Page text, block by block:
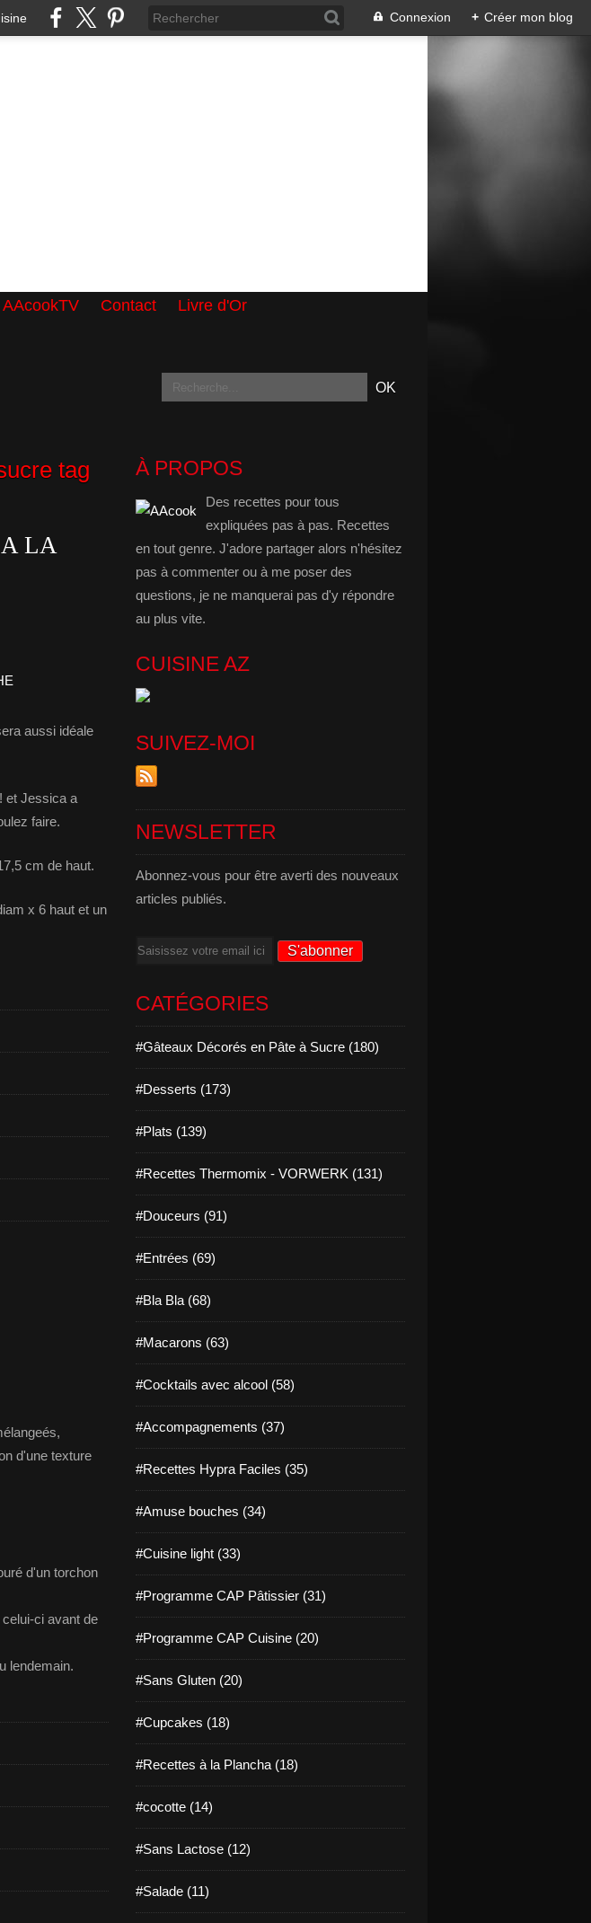
Connexion + Créer mon blog
AAcookTV Contact
Livre d'Or
tag
LA
aussi idéale
et Jessica a
faire.
cm de haut.
x 6 haut et un
d'une texture
d'un torchon
ci avant de
lendemain.
À PROPOS
Des recettes pour tous
expliquées pas à pas. Recettes
en tout genre. J'adore partager alors n'hésitez
pas à commenter ou à me poser des
questions, je ne manquerai pas d'y répondre
au plus vite.
CUISINE AZ
SUIVEZ-MOI
NEWSLETTER
Abonnez-vous pour être averti des nouveaux
articles publiés.
Email
CATÉGORIES
#Gâteaux Décorés en Pâte à Sucre (180)
#Desserts (173)
#Plats (139)
#Recettes Thermomix - VORWERK (131)
#Douceurs (91)
#Entrées (69)
#Bla Bla (68)
#Macarons (63)
#Cocktails avec alcool (58)
#Accompagnements (37)
#Recettes Hypra Faciles (35)
#Amuse bouches (34)
#Cuisine light (33)
#Programme CAP Pâtissier (31)
#Programme CAP Cuisine (20)
#Sans Gluten (20)
#Cupcakes (18)
#Recettes à la Plancha (18)
#cocotte (14)
#Sans Lactose (12)
#Salade (11)